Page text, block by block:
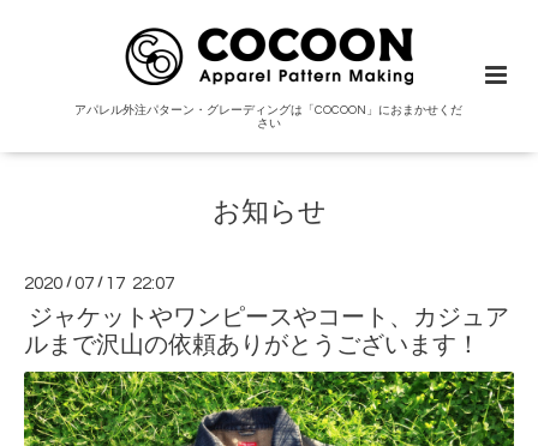
アパレル外注パターン・グレーディングは「COCOON」におまかせくだ
さい
お知らせ
2020 /07 / 17 22:07
ジャケットやワンピースやコート、カジュア
ルまで沢山の依頼ありがとうございます！